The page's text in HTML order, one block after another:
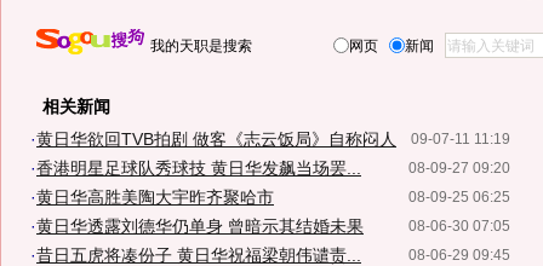
我的天职是搜索 网页 新闻
相关新闻
09-07-11 11:19
·黄日华欲回TVB拍剧 做客《志云饭局》自称闷人
08-09-27 09:20
·香港明星足球队秀球技 黄日华发飙当场罢...
08-09-25 06:25
·黄日华高胜美陶大宇昨齐聚哈市
08-06-30 07:05
·黄日华透露刘德华仍单身 曾暗示其结婚未果
08-06-29 09:45
·昔日五虎将凑份子 黄日华祝福梁朝伟谴责...